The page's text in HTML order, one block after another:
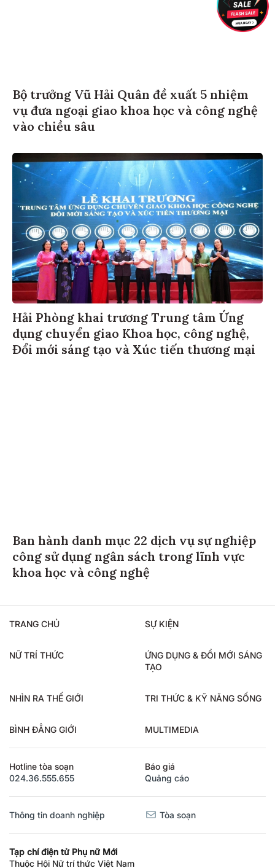
Bộ trưởng Vũ Hải Quân đề xuất 5 nhiệm
vụ đưa ngoại giao khoa học và công nghệ
vào chiều sâu
Hải Phòng khai trương Trung tâm Ứng
dụng chuyển giao Khoa học, công nghệ,
Đổi mới sáng tạo và Xúc tiến thương mại
Ban hành danh mục 22 dịch vụ sự nghiệp
công sử dụng ngân sách trong lĩnh vực
khoa học và công nghệ
TRANG CHỦ SỰ KIỆN
NỮ TRÍ THỨC
ỨNG DỤNG & ĐỔI MỚI SÁNG
TẠO
NHÌN RA THẾ GIỚI TRI THỨC & KỸ NĂNG SỐNG
BÌNH ĐẲNG GIỚI MULTIMEDIA
Hotline tòa soạn
024.36.555.655
Báo giá
Quảng cáo
Thông tin doanh nghiệp Tòa soạn
Tạp chí điện tử Phụ nữ Mới
Thuộc Hội Nữ trí thức Việt Nam